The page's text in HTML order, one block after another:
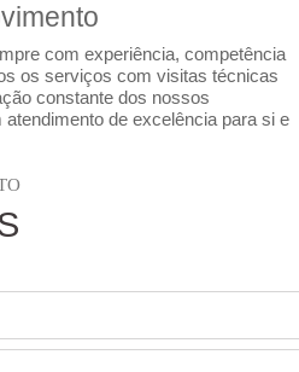
com experiência, competência
os serviços com visitas técnicas
constante dos nossos
de excelência para si e